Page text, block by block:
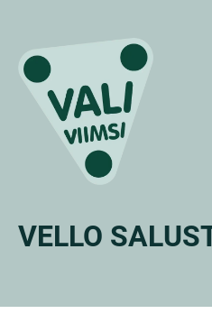
VELLO